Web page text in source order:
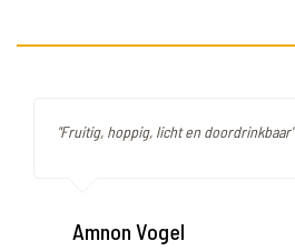
"Fruitig, hoppig, licht en doordrinkbaar"
Amnon Vogel